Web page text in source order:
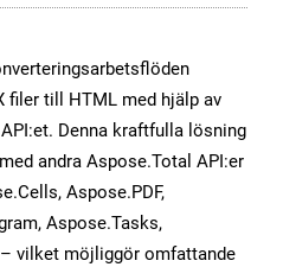
filer till HTML med hjälp av
Denna kraftfulla lösning
andra Aspose.Total API:er
Aspose.PDF,
Aspose.Tasks,
vilket möjliggör omfattande